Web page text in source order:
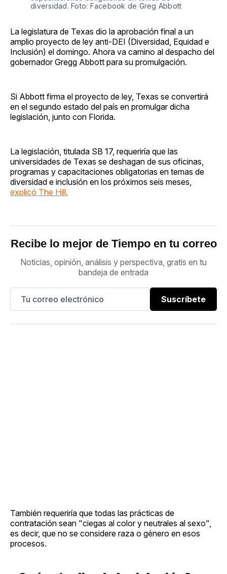
diversidad. Foto: Facebook de Greg Abbott
La legislatura de Texas dio la aprobación final a un
amplio proyecto de ley anti-DEI (Diversidad, Equidad e
Inclusión) el domingo. Ahora va camino al despacho del
gobernador Gregg Abbott para su promulgación.
Si Abbott firma el proyecto de ley, Texas se convertirá
en el segundo estado del país en promulgar dicha
legislación, junto con Florida.
La legislación, titulada SB 17, requeriría que las
universidades de Texas se deshagan de sus oficinas,
programas y capacitaciones obligatorias en temas de
diversidad e inclusión en los próximos seis meses,
explicó The Hill.
Recibe lo mejor de Tiempo en tu correo
Noticias, opinión, análisis y perspectiva, gratis en tu
bandeja de entrada
Suscríbete
También requeriría que todas las prácticas de
contratación sean "ciegas al color y neutrales al sexo",
es decir, que no se considere raza o género en esos
procesos.